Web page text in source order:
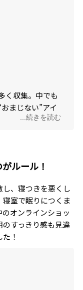
く収集。中でも
まじない”アイ
...続きを読む
ルール！
、寝つきを悪くし
室で眠りにつくま
オンラインショッ
すっきり感も見違
！